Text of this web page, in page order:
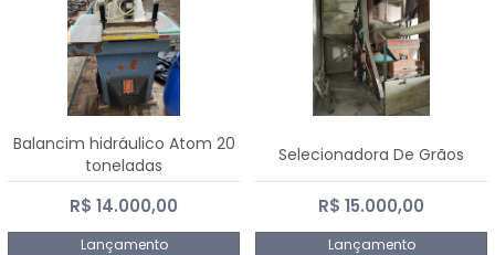
Balancim hidráulico Atom 20
toneladas
R$ 14.000,00
Lançamento
Selecionadora De Grãos
R$ 15.000,00
Lançamento